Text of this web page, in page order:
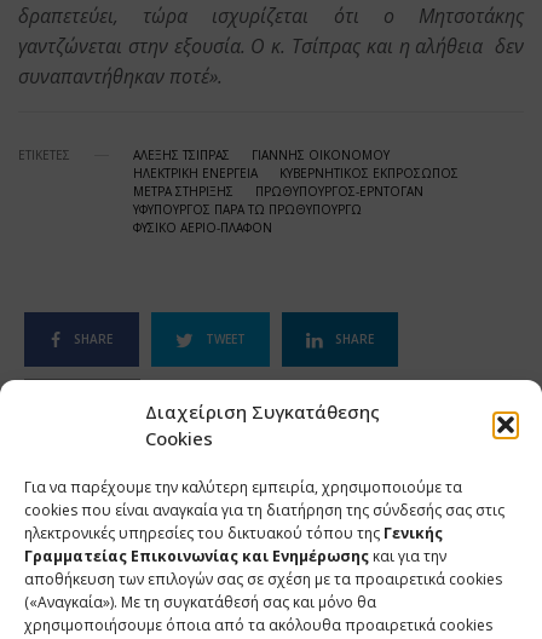
Διαχείριση Συγκατάθεσης
Cookies
Για να παρέχουμε την καλύτερη εμπειρία, χρησιμοποιούμε τα
cookies που είναι αναγκαία για τη διατήρηση της σύνδεσής σας στις
ηλεκτρονικές υπηρεσίες του δικτυακού τόπου της Γενικής
Γραμματείας Επικοινωνίας και Ενημέρωσης και για την
αποθήκευση των επιλογών σας σε σχέση με τα προαιρετικά cookies
(«Αναγκαία»). Με τη συγκατάθεσή σας και μόνο θα
χρησιμοποιήσουμε όποια από τα ακόλουθα προαιρετικά cookies
δραπετεύει, τώρα ισχυρίζεται ότι ο Μητσοτάκης
γαντζώνεται στην εξουσία. Ο κ. Τσίπρας και η αλήθεια δεν
συναπαντήθηκαν ποτέ».
ΕΤΙΚΕΤΕΣ ΑΛΕΞΗΣ ΤΣΙΠΡΑΣ
ΓΙΑΝΝΗΣ ΟΙΚΟΝΟΜΟΥ
ΗΛΕΚΤΡΙΚΗ ΕΝΕΡΓΕΙΑ
ΚΥΒΕΡΝΗΤΙΚΟΣ ΕΚΠΡΟΣΩΠΟΣ
ΜΕΤΡΑ ΣΤΗΡΙΞΗΣ
ΠΡΩΘΥΠΟΥΡΓΟΣ-ΕΡΝΤΟΓΑΝ
ΥΦΥΠΟΥΡΓΟΣ ΠΑΡΑ ΤΩ ΠΡΩΘΥΠΟΥΡΓΩ
ΦΥΣΙΚΟ ΑΕΡΙΟ-ΠΛΑΦΟΝ
SHARE TWEET SHARE
ΣΧΕΤΙΚΑ ΑΡΘΡΑ
Ανάρτηση του Υφυπουργού παρά τω Πρωθυπουργώ και
Κυβερνητικού Εκπροσώπου Παύλου Μαρινάκη*